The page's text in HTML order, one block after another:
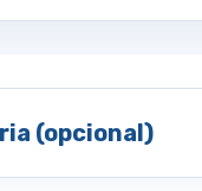
(opcional)